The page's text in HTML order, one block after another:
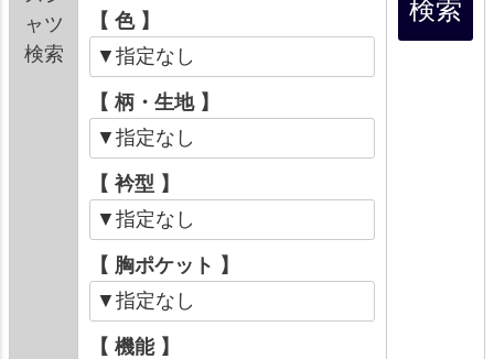
ャツ
検索
【 色 】
【 柄・生地 】
【 衿型 】
【 胸ポケット 】
【 機能 】